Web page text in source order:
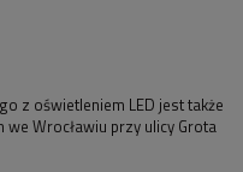
z oświetleniem LED jest także
Wrocławiu przy ulicy Grota